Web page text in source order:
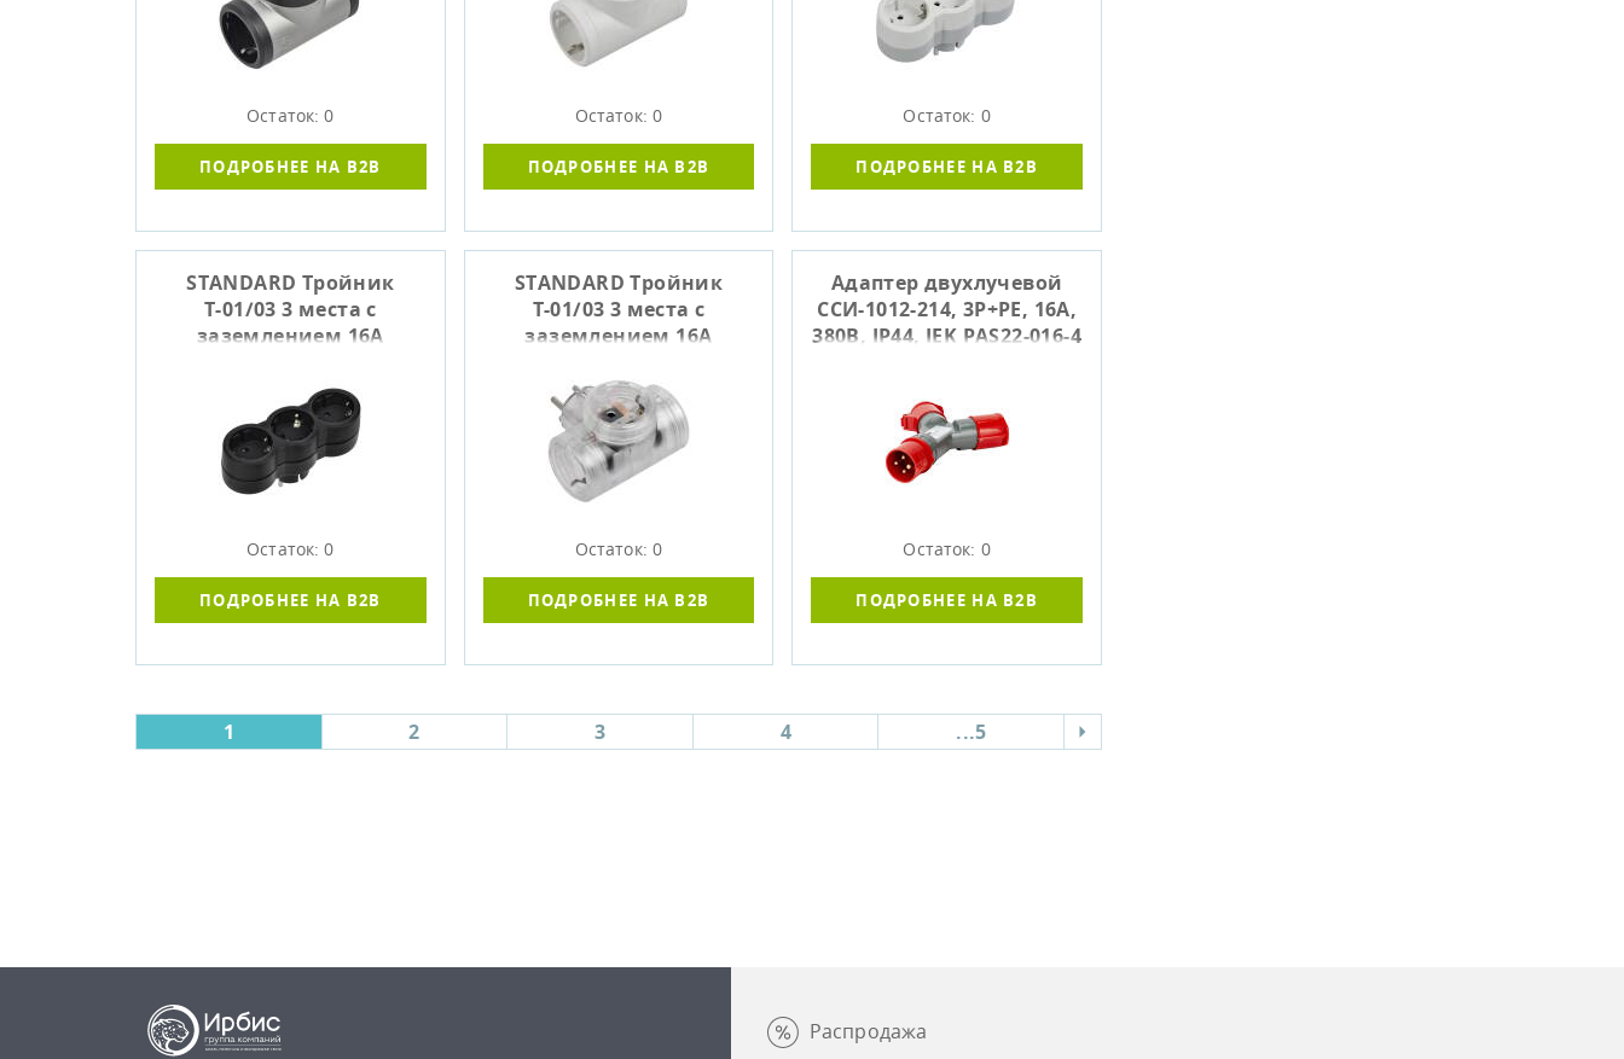
Остаток: 0
ПОДРОБНЕЕ НА B2B
Остаток: 0
ПОДРОБНЕЕ НА B2B
Остаток: 0
ПОДРОБНЕЕ НА B2B
STANDARD Тройник
Т-01/03 3 места с
заземлением 16А
Остаток: 0
ПОДРОБНЕЕ НА B2B
STANDARD Тройник
Т-01/03 3 места с
заземлением 16А
Остаток: 0
ПОДРОБНЕЕ НА B2B
Адаптер двухлучевой
ССИ-1012-214, 3Р+РЕ, 16А,
380В, IP44, IEK PAS22-016-4
Остаток: 0
ПОДРОБНЕЕ НА B2B
1 2 3 4 ...5
Распродажа